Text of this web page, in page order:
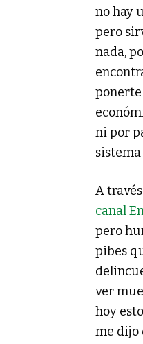
no hay
pero
nada,
ponerte
ni por
A
canal
pero
pibes
ver
hoy
me dijo